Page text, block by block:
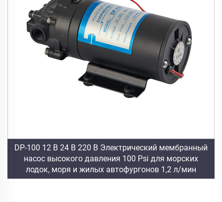
DP-100 12 В 24 В 220 В Электрический мембранный
насос высокого давления 100 Psi для морских
лодок, моря и жилых автофургонов 1,2 л/мин